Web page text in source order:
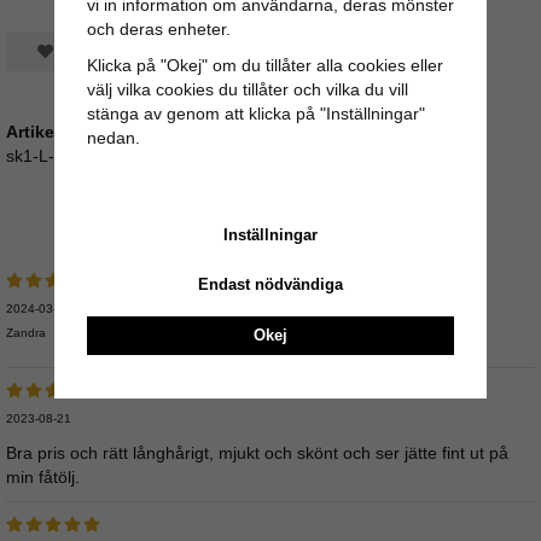
Spara som favorit
Artikelnummer:
sk1-L-120
2024-03-16
Zandra
2023-08-21
Bra pris och rätt långhårigt, mjukt och skönt och ser jätte fint ut på
min fåtölj.
vi in information om användarna, deras mönster
och deras enheter.
Klicka på "Okej" om du tillåter alla cookies eller
välj vilka cookies du tillåter och vilka du vill
stänga av genom att klicka på "Inställningar"
nedan.
Inställningar
Endast nödvändiga
Okej